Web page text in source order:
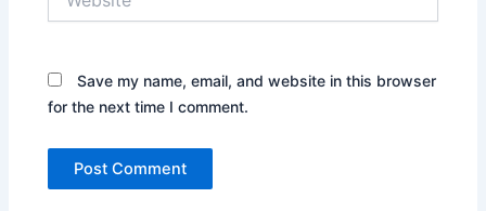
Save my name, email, and website in this browser
for the next time I comment.